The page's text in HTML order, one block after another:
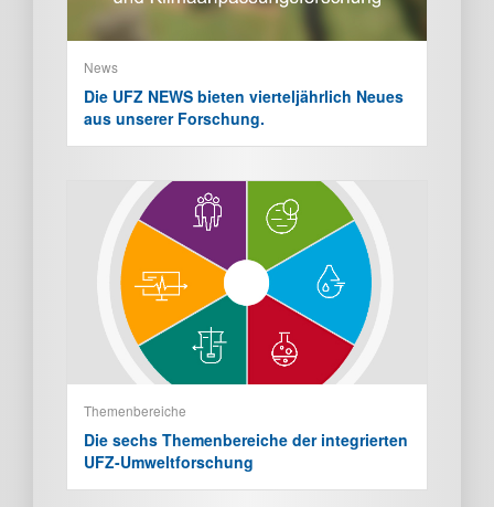
News
Die UFZ NEWS bieten vierteljährlich Neues
aus unserer Forschung.
Themenbereiche
Die sechs Themenbereiche der integrierten
UFZ-Umweltforschung